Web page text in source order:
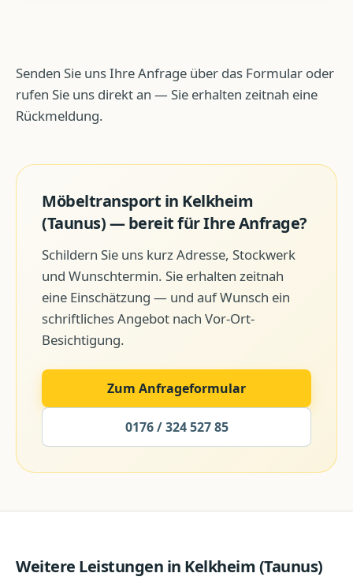
Senden Sie uns Ihre Anfrage über das Formular oder
rufen Sie uns direkt an — Sie erhalten zeitnah eine
Rückmeldung.
Möbeltransport in Kelkheim
(Taunus)— bereit für Ihre Anfrage?
Schildern Sie uns kurz Adresse, Stockwerk
und Wunschtermin. Sie erhalten zeitnah
eine Einschätzung — und auf Wunsch ein
schriftliches Angebot nach Vor-Ort-
Besichtigung.
Zum Anfrageformular
0176 / 324 527 85
Weitere Leistungen in Kelkheim (Taunus)